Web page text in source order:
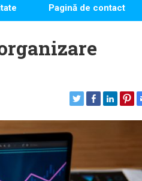
Pagină de contact